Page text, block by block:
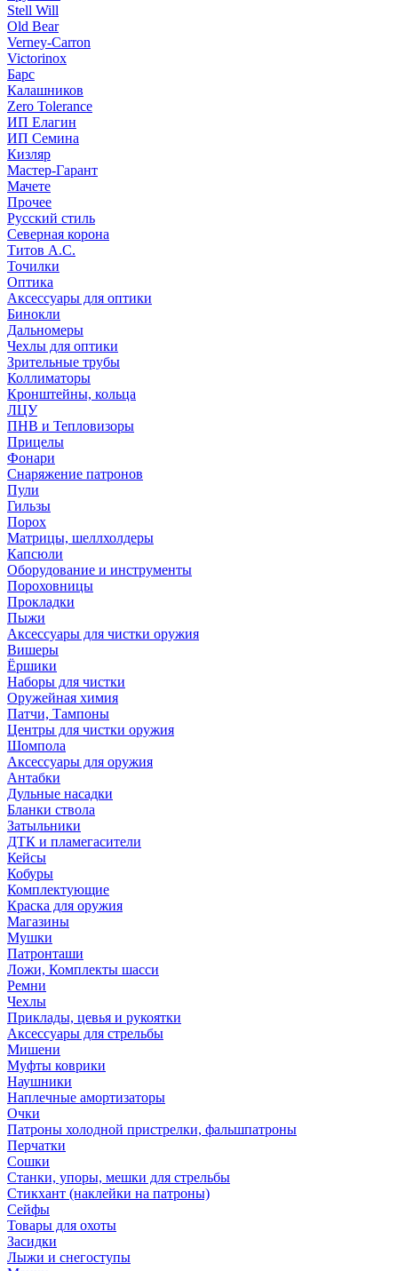
Stell Will
Old Bear
Verney-Carron
Victorinox
Барс
Калашников
Zero Tolerance
ИП Елагин
ИП Семина
Кизляр
Мастер-Гарант
Мачете
Прочее
Русский стиль
Северная корона
Титов А.С.
Точилки
Оптика
Аксессуары для оптики
Бинокли
Дальномеры
Чехлы для оптики
Зрительные трубы
Коллиматоры
Кронштейны, кольца
ЛЦУ
ПНВ и Тепловизоры
Прицелы
Фонари
Снаряжение патронов
Пули
Гильзы
Порох
Матрицы, шеллхолдеры
Капсюли
Оборудование и инструменты
Пороховницы
Прокладки
Пыжи
Аксессуары для чистки оружия
Вишеры
Ёршики
Наборы для чистки
Оружейная химия
Патчи, Тампоны
Центры для чистки оружия
Шомпола
Аксессуары для оружия
Антабки
Дульные насадки
Бланки ствола
Затыльники
ДТК и пламегасители
Кейсы
Кобуры
Комплектующие
Краска для оружия
Магазины
Мушки
Патронташи
Ложи, Комплекты шасси
Ремни
Чехлы
Приклады, цевья и рукоятки
Аксессуары для стрельбы
Мишени
Муфты коврики
Наушники
Наплечные амортизаторы
Очки
Патроны холодной пристрелки, фальшпатроны
Перчатки
Сошки
Станки, упоры, мешки для стрельбы
Стикхант (наклейки на патроны)
Сейфы
Товары для охоты
Засидки
Лыжи и снегоступы